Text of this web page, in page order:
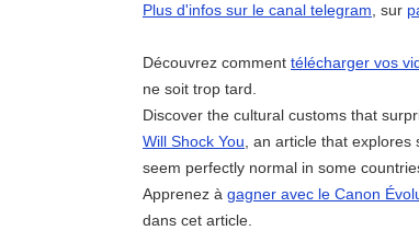
Plus d'infos sur le canal telegram, sur
Découvrez comment télécharger vos
ne soit trop tard.
Discover the cultural customs that
Will Shock You, an article that explores
seem perfectly normal in some
Apprenez à gagner avec le Canon
dans cet article.